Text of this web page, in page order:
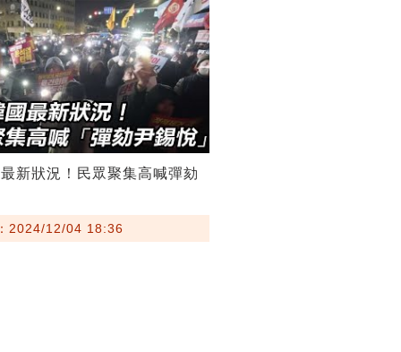
新狀況！民眾聚集高喊彈劾
2024/12/04 18:36